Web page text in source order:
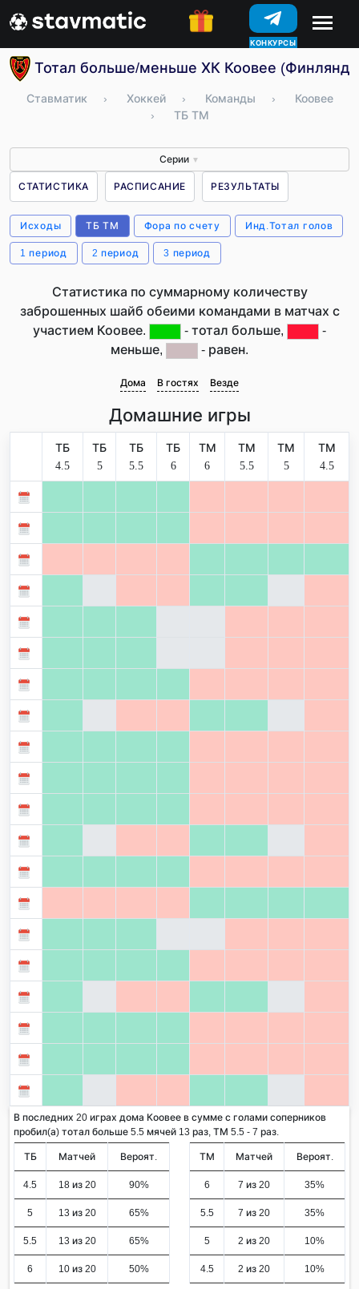
КОНКУРСЫ
Тотал больше/меньше ХК Коовее
Ставматик › Хоккей › Команды ›
Коовее
›
ТБ ТМ
Серии ▼
СТАТИСТИКА РАСПИСАНИЕ РЕЗУЛЬТАТЫ
Исходы ТБ ТМ Фора по счету Инд.Тотал голов
1 период 2 период 3 период
Статистика по суммарному количеству
заброшенных шайб обеими командами в матчах с
участием Коовее.
- тотал больше,
-
меньше,
- равен.
Дома В гостях Везде
Домашние игры
ТБ
4.5
ТБ
5
ТБ
5.5
ТБ
6
ТМ
6
ТМ
5.5
ТМ
5
ТМ
4.5
В последних 20 играх дома Коовее в сумме с голами соперников
пробил(а) тотал больше 5.5 мячей 13 раз, ТМ 5.5 - 7 раз.
ТБ Матчей Вероят.
4.5 18 из 20 90%
5 13 из 20 65%
5.5 13 из 20 65%
6 10 из 20 50%
ТМ Матчей Вероят.
6 7 из 20 35%
5.5 7 из 20 35%
5 2 из 20 10%
4.5 2 из 20 10%